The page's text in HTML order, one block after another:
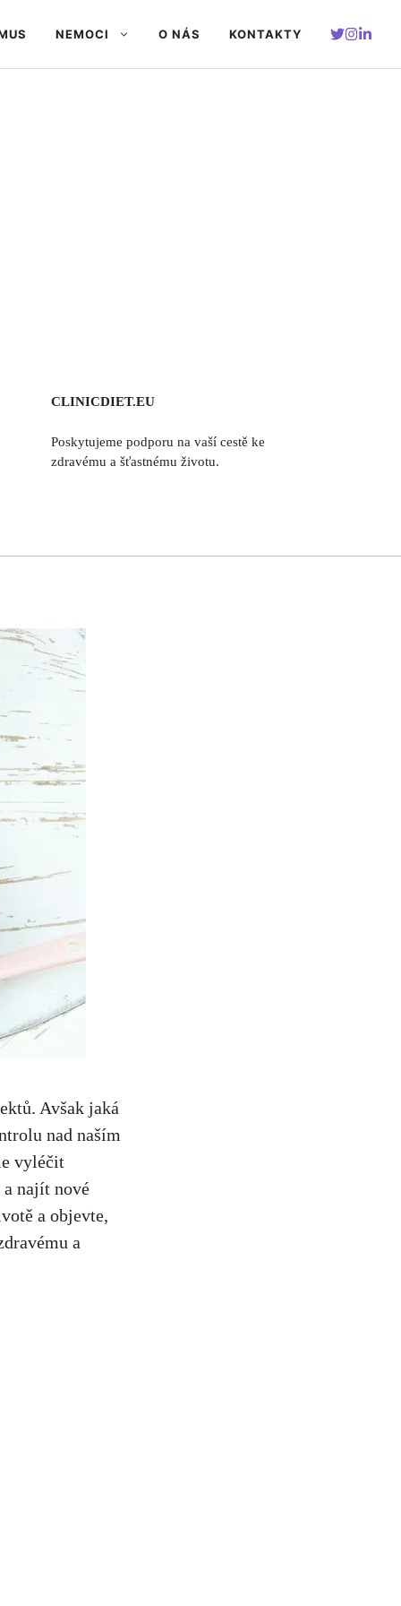
NEMOCI O NÁS KONTAKTY
CLINICDIET.EU
Poskytujeme podporu na vaší cestě ke
zdravému a šťastnému životu.
Avšak jaká
nad naším
vyléčit
a najít nové
a objevte,
a